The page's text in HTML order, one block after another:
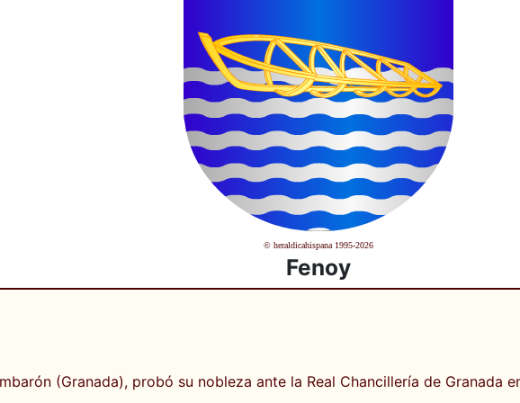
© heraldicahispana 1995-2026
Fenoy
(Granada), probó su nobleza ante la Real Chancillería de Granada